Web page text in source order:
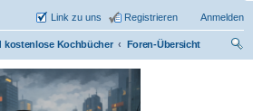
Anmelden
Registrieren
Link zu uns
kostenlose Kochbücher
Foren-Übersicht